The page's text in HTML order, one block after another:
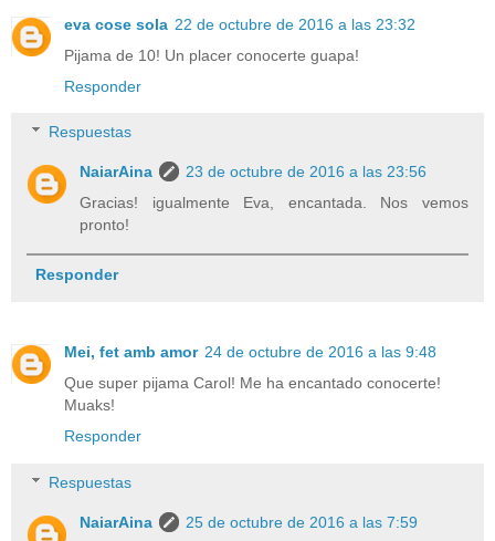
eva cose sola 22 de octubre de 2016 a las 23:32
Pijama de 10! Un placer conocerte guapa!
Responder
Respuestas
NaiarAina
23 de octubre de 2016 a las 23:56
Gracias! igualmente Eva, encantada. Nos vemos
pronto!
Responder
Mei, fet amb amor 24 de octubre de 2016 a las 9:48
Que super pijama Carol! Me ha encantado conocerte!
Muaks!
Responder
Respuestas
NaiarAina
25 de octubre de 2016 a las 7:59